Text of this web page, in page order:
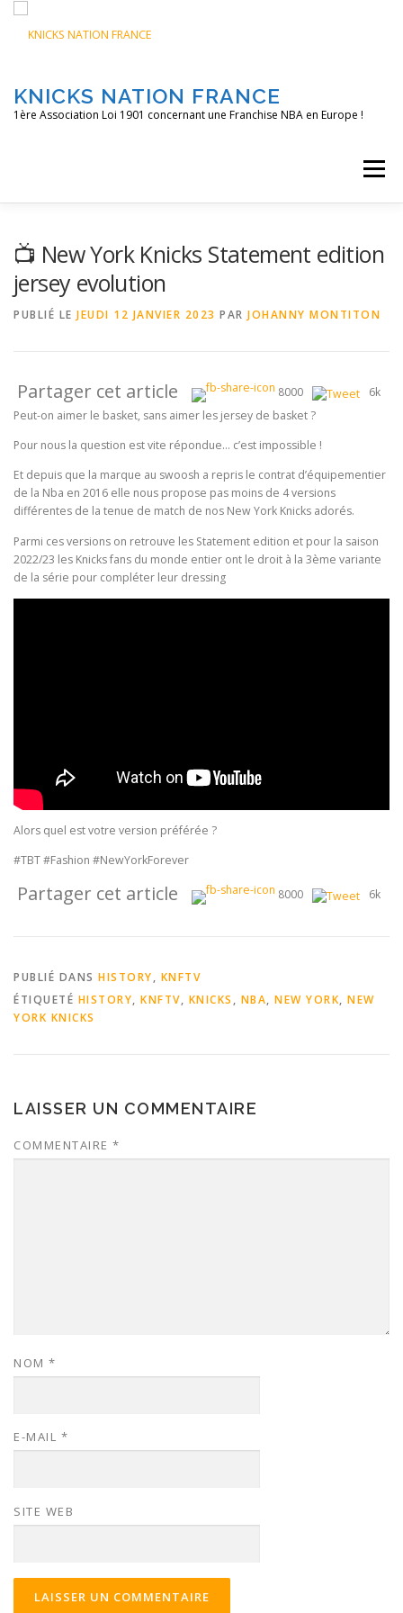
contenu
KNICKS NATION FRANCE
1ère Association Loi 1901 concernant une Franchise NBA en Europe !
Menu
📺 New York Knicks Statement edition
jersey evolution
PUBLIÉ LE JEUDI 12 JANVIER 2023 PAR JOHANNY MONTITON
Partager cet article 8000
6k
Peut-on aimer le basket, sans aimer les jersey de basket ?
Pour nous la question est vite répondue… c’est impossible !
Et depuis que la marque au swoosh a repris le contrat d’équipementier
de la Nba en 2016 elle nous propose pas moins de 4 versions
différentes de la tenue de match de nos New York Knicks adorés.
Parmi ces versions on retrouve les Statement edition et pour la saison
2022/23 les Knicks fans du monde entier ont le droit à la 3ème variante
de la série pour compléter leur dressing
Alors quel est votre version préférée ?
#TBT #Fashion #NewYorkForever
Partager cet article 8000 6k
PUBLIÉ DANS HISTORY, KNFTV
ÉTIQUETÉ HISTORY, KNFTV, KNICKS , NBA, NEW YORK, NEW
YORK KNICKS
LAISSER UN COMMENTAIRE
COMMENTAIRE *
NOM *
E-MAIL *
SITE WEB